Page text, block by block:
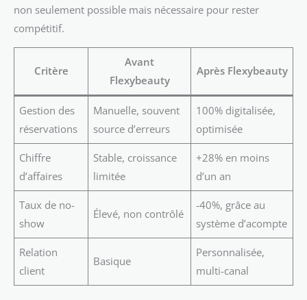
non seulement possible mais nécessaire pour rester
compétitif.
Critère
Avant
Flexybeauty
Après Flexybeauty
Gestion des
réservations
Manuelle, souvent
source d’erreurs
100% digitalisée,
optimisée
Chiffre
d’affaires
Stable, croissance
limitée
+28% en moins
d’un an
Taux de no-
show
Élevé, non contrôlé
-40%, grâce au
système d’acompte
Relation
client
Basique
Personnalisée,
multi-canal